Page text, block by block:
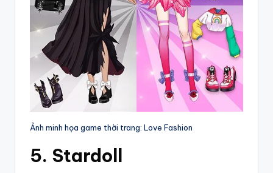
Ảnh minh họa game thời trang: Love Fashion
5. Stardoll